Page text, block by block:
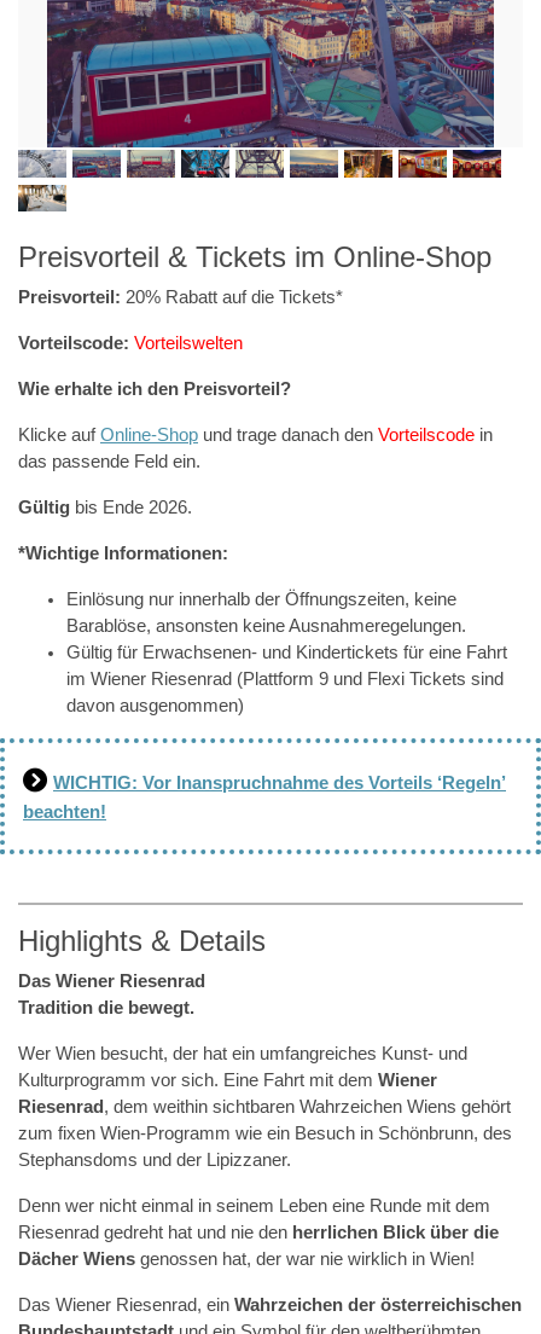
Preisvorteil & Tickets im Online-Shop
Preisvorteil: 20% Rabatt auf die Tickets*
Vorteilscode: Vorteilswelten
Wie erhalte ich den Preisvorteil?
Klicke aufOnline-Shop und trage danach den Vorteilscode in
das passende Feld ein.
Gültig bis Ende 2026.
*Wichtige Informationen:
Einlösung nur innerhalb der Öffnungszeiten, keine
Barablöse, ansonsten keine Ausnahmeregelungen.
Gültig für Erwachsenen- und Kindertickets für eine Fahrt
im Wiener Riesenrad (Plattform 9 und Flexi Tickets sind
davon ausgenommen)
WICHTIG: Vor Inanspruchnahme des Vorteils ‘Regeln’
beachten!
Highlights & Details
Das Wiener Riesenrad
Tradition die bewegt.
Wer Wien besucht, der hat ein umfangreiches Kunst- und
Kulturprogramm vor sich. Eine Fahrt mit dem Wiener
Riesenrad , dem weithin sichtbaren Wahrzeichen Wiens gehört
zum fixen Wien-Programm wie ein Besuch in Schönbrunn, des
Stephansdoms und der Lipizzaner.
Denn wer nicht einmal in seinem Leben eine Runde mit dem
Riesenrad gedreht hat und nie den herrlichen Blick über die
Dächer Wiens genossen hat, der war nie wirklich in Wien!
Das Wiener Riesenrad, ein Wahrzeichen der österreichischen